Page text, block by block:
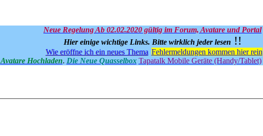
Neue Regelung Ab 02.02.2020 gültig im Forum, Avatare und Portal
Hier einige wichtige Links. Bitte wirklich jeder lesen !!
Wie eröffne ich ein neues Thema Fehlermeldungen kommen hier rein
Avatare Hochladen. Die Neue Quasselbox Tapatalk Mobile Geräte (Handy/Tablet)